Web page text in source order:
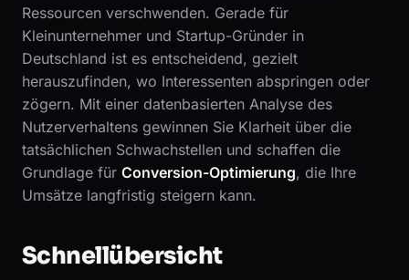
Ressourcen verschwenden. Gerade für
Kleinunternehmer und Startup-Gründer in
Deutschland ist es entscheidend, gezielt
herauszufinden, wo Interessenten abspringen oder
zögern. Mit einer datenbasierten Analyse des
Nutzerverhaltens gewinnen Sie Klarheit über die
tatsächlichen Schwachstellen und schaffen die
Grundlage für Conversion-Optimierung, die Ihre
Umsätze langfristig steigern kann.
Schnellübersicht